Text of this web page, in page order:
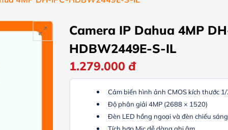
Camera IP Dahua 4MP
HDBW2449E-S-IL
1.279.000đ
Cảm biến hình ảnh CMOS kích thước
Độ phân giải4MP (2688 × 1520)
Đèn LED hồng ngoại và đèn chiếu